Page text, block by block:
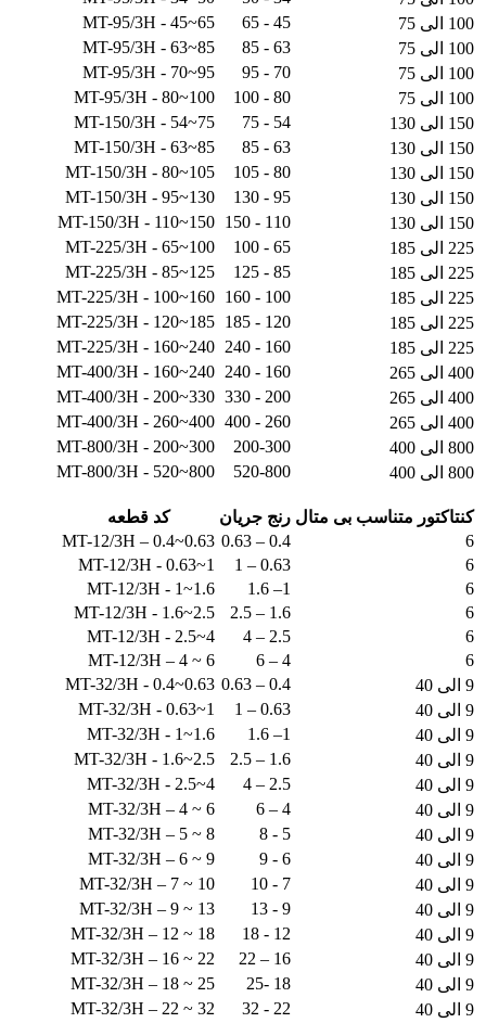
100 الی 75
45 - 65
MT-95/3H - 45~65
100 الی 75
63 - 85
MT-95/3H - 63~85
100 الی 75
70 - 95
MT-95/3H - 70~95
100 الی 75
80 - 100
MT-95/3H - 80~100
150 الی 130
54 - 75
MT-150/3H - 54~75
150 الی 130
63 - 85
MT-150/3H - 63~85
150 الی 130
80 - 105
MT-150/3H - 80~105
150 الی 130
95 - 130
MT-150/3H - 95~130
150 الی 130
110 - 150
MT-150/3H - 110~150
225 الی 185
65 - 100
MT-225/3H - 65~100
225 الی 185
85 - 125
MT-225/3H - 85~125
225 الی 185
100 - 160
MT-225/3H - 100~160
225 الی 185
120 - 185
MT-225/3H - 120~185
225 الی 185
160 - 240
MT-225/3H - 160~240
400 الی 265
160 - 240
MT-400/3H - 160~240
400 الی 265
200 - 330
MT-400/3H - 200~330
400 الی 265
260 - 400
MT-400/3H - 260~400
800 الی 400
200-300
MT-800/3H - 200~300
800 الی 400
520-800
MT-800/3H - 520~800
کنتاکتور متناسب بی متال رنج جریان
کد قطعه
6
0.4 – 0.63
MT-12/3H – 0.4~0.63
6
0.63 – 1
MT-12/3H - 0.63~1
6
1– 1.6
MT-12/3H - 1~1.6
6
1.6 – 2.5
MT-12/3H - 1.6~2.5
6
2.5 – 4
MT-12/3H - 2.5~4
6
4 – 6
MT-12/3H – 4 ~ 6
9 الی 40
0.4 – 0.63
MT-32/3H - 0.4~0.63
9 الی 40
0.63 – 1
MT-32/3H - 0.63~1
9 الی 40
1– 1.6
MT-32/3H - 1~1.6
9 الی 40
1.6 – 2.5
MT-32/3H - 1.6~2.5
9 الی 40
2.5 – 4
MT-32/3H - 2.5~4
9 الی 40
4 – 6
MT-32/3H – 4 ~ 6
9 الی 40
5 - 8
MT-32/3H – 5 ~ 8
9 الی 40
6 - 9
MT-32/3H – 6 ~ 9
9 الی 40
7 - 10
MT-32/3H – 7 ~ 10
9 الی 40
9 - 13
MT-32/3H – 9 ~ 13
9 الی 40
12 - 18
MT-32/3H – 12 ~ 18
9 الی 40
16 – 22
MT-32/3H – 16 ~ 22
9 الی 40
18 -25
MT-32/3H – 18 ~ 25
9 الی 40
22 - 32
MT-32/3H – 22 ~ 32